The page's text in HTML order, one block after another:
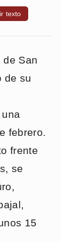
texto
de San
de su
una
febrero.
frente
se
15